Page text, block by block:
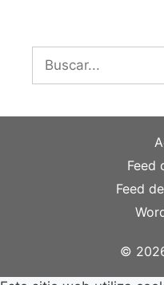
Feed
Feed
©